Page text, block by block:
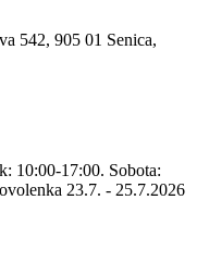
542, 905 01 Senica,
10:00-17:00. Sobota:
23.7. - 25.7.2026